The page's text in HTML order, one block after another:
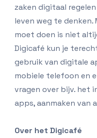
zaken digitaal
leven weg te denken.
moet doen is niet
Digicafé kun je
gebruik van digitale
mobiele telefoon en
vragen over bijv. het
apps, aanmaken van
Over het Digicafé